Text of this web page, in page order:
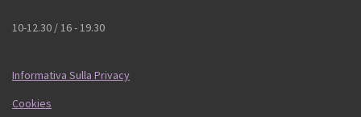
10-12.30 / 16 - 19.30
Informativa Sulla Privacy
Cookies